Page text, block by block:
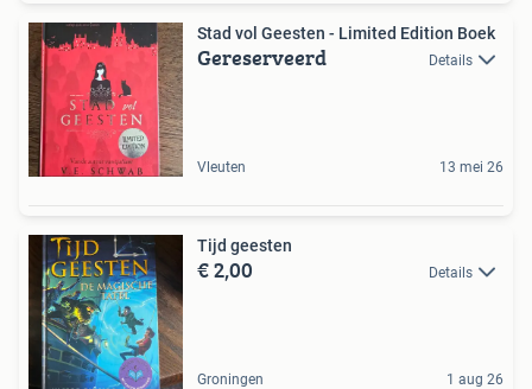
Stad vol Geesten - Limited Edition Boek
Gereserveerd Details
Vleuten 13 mei 26
Tijd geesten
€ 2,00 Details
Groningen 1 aug 26